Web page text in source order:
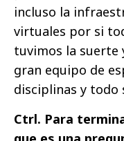
incluso la
virtuales por si
tuvimos la suerte
gran equipo de
disciplinas y todo
Ctrl. Para